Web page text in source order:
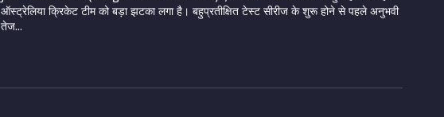
ऑस्ट्रेलिया क्रिकेट टीम को बड़ा झटका लगा है। बहुप्रतीक्षित टेस्ट सीरीज के शुरू होने से पहले अनुभवी
तेज...